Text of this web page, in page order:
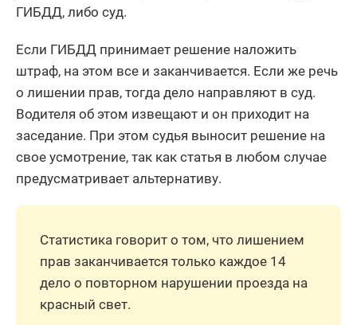
ГИБДД, либо суд.
Если ГИБДД принимает решение наложить
штраф, на этом все и заканчивается. Если же речь
о лишении прав, тогда дело направляют в суд.
Водителя об этом извещают и он приходит на
заседание. При этом судья выносит решение на
свое усмотрение, так как статья в любом случае
предусматривает альтернативу.
Статистика говорит о том, что лишением
прав заканчивается только каждое 14
дело о повторном нарушении проезда на
красный свет.